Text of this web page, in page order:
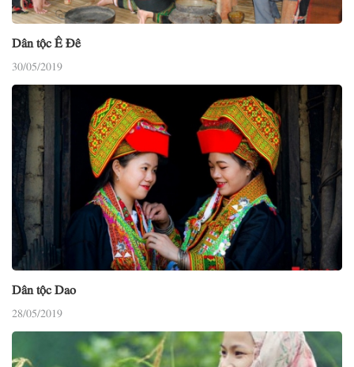
Dân tộc Ê Đê
30/05/2019
Dân tộc Dao
28/05/2019